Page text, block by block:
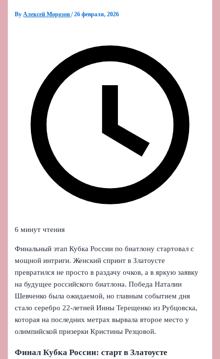
ByАлексей Морозов/26 февраля, 2026
6 минут чтения
Финальный этап Кубка России по биатлону стартовал с
мощной интриги. Женский спринт в Златоусте
превратился не просто в раздачу очков, а в яркую заявку
на будущее российского биатлона. Победа Наталии
Шевченко была ожидаемой, но главным событием дня
стало серебро 22‑летней Инны Терещенко из Рубцовска,
которая на последних метрах вырвала второе место у
олимпийской призерки Кристины Резцовой.
Финал Кубка России: старт в Златоусте